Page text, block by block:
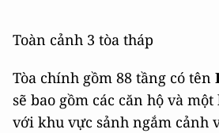
Toàn cảnh 3 tòa tháp
Tòa chính gồm 88 tầng có tên
sẽ bao gồm các căn hộ và
với khu vực sảnh ngắm cảnh